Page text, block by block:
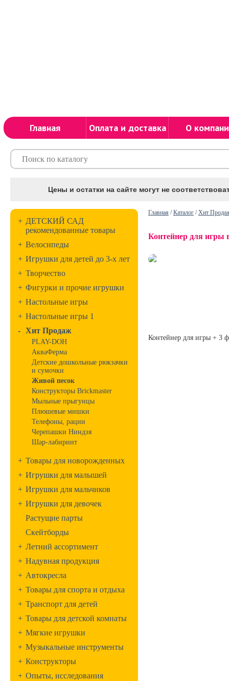
Главная Оплата и доставка О
Цены и остатки на сайте могут не
+ ДЕТСКИЙ САД
рекомендованные товары
+ Велосипеды
+ Игрушки для детей до 3-х лет
+ Творчество
+ Фигурки и прочие игрушки
+ Настольные игры
+ Настольные игры 1
- Хит Продаж
PLAY-DOH
АкваФерма
Детские дошкольные рюкзачки
и сумочки
Живой песок
Конструкторы Brickmaster
Мыльные прыгунцы
Плюшевые мишки
Телефоны, рации
Черепашки Ниндзя
Шар-лабиринт
+ Товары для новорожденных
+ Игрушки для малышей
+ Игрушки для мальчиков
+ Игрушки для девочек
Растущие парты
Скейтборды
+ Летний ассортимент
+ Надувная продукция
+ Автокресла
+ Товары для спорта и отдыха
+ Транспорт для детей
+ Товары для детской комнаты
+ Мягкие игрушки
+ Музыкальные инструменты
+ Конструкторы
+ Опыты, исследования
Главная /Каталог /Хит
Контейнер для игры
Контейнер для игры + 3